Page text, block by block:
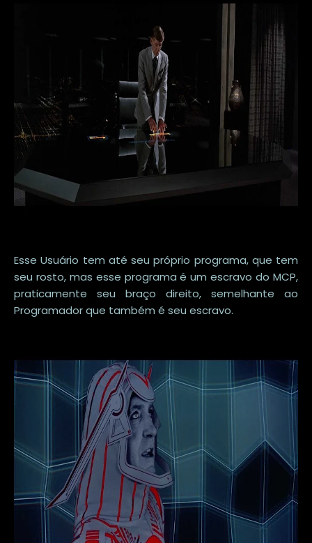
Esse Usuário tem até seu próprio programa, que tem
seu rosto, mas esse programa é um escravo do MCP,
praticamente seu braço direito, semelhante ao
Programador que também é seu escravo.